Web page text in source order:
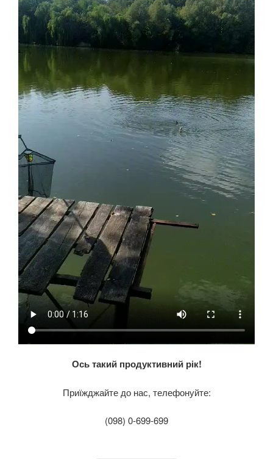
Ось такий продуктивний рік!
Приїжджайте до нас, телефонуйте:
(098) 0-699-699